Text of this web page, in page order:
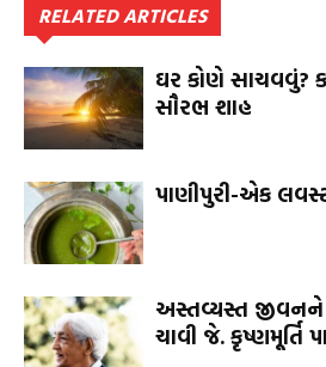
RELATED ARTICLES
ઘર કોણે સાચવવું?
સૌરભ શાહ
પાણીપુરી-એક
અસ્તવ્યસ્ત જીવનને
ચાવી જે. કૃષ્ણમૂર્તિ